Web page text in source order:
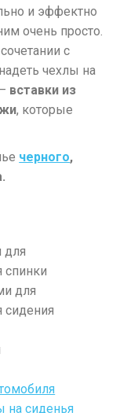
и эффектно
очень просто.
с
чехлы на
вставки из
, которые
черного,
для
спинки
для
сидения
на сиденья